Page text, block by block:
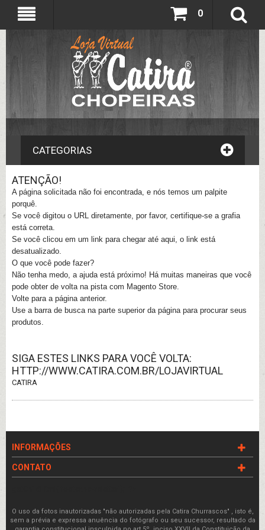
0
CATEGORIAS
ATENÇÃO!
A página solicitada não foi encontrada, e nós temos um palpite
porquê.
Se você digitou o URL diretamente, por favor, certifique-se a grafia
está correta.
Se você clicou em um link para chegar até aqui, o link está
desatualizado.
O que você pode fazer?
Não tenha medo, a ajuda está próximo! Há muitas maneiras que você
pode obter de volta na pista com Magento Store.
Volte para a página anterior.
Use a barra de busca na parte superior da página para procurar seus
produtos.
SIGA ESTES LINKS PARA VOCÊ VOLTA:
HTTP://WWW.CATIRA.COM.BR/LOJAVIRTUAL
CATIRA
INFORMAÇÕES
CONTATO
O uso da fotos inautorizadas "não autorizadas pela Catira Churrascos" , isto é,
sem a prévia e expressa anuência do fotógrafo ou seu sucessor, resultado da